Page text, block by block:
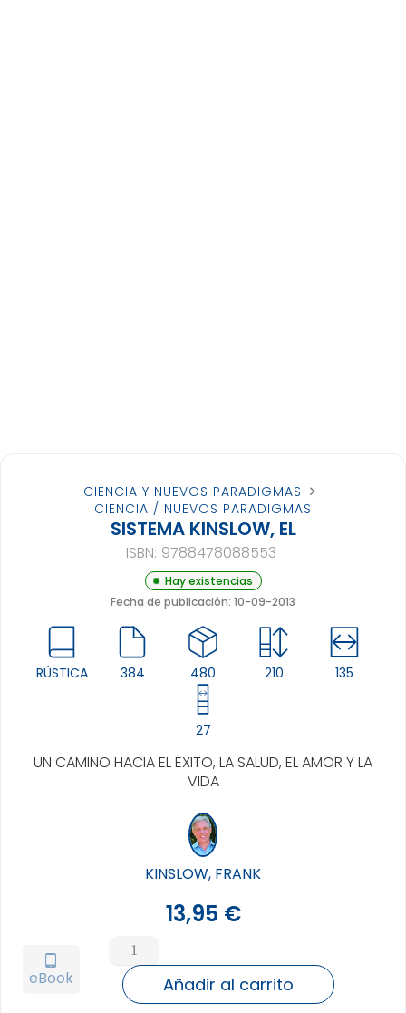
CIENCIA Y NUEVOS PARADIGMAS
CIENCIA / NUEVOS PARADIGMAS
SISTEMA KINSLOW, EL
ISBN: 9788478088553
Hay existencias
Fecha de publicación: 10-09-2013
RÚSTICA 384 480 210 135
27
UN CAMINO HACIA EL EXITO, LA SALUD, EL AMOR Y LA
VIDA
KINSLOW, FRANK
13,95 €
tablet_android
eBook
SISTEMA
KINSLOW,
cantidad
Añadir al carrito